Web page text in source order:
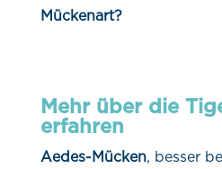
Mückenart?
Mehr über die
erfahren
Aedes-Mücken, besser